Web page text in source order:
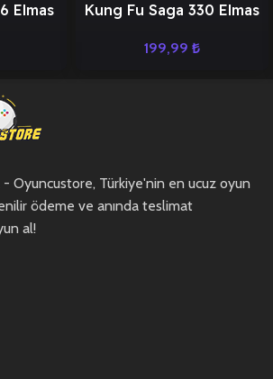
Elmas Kung Fu Saga 330 Elmas
199,99 ₺
- Oyuncustore, Türkiye'nin en ucuz oyun
ödeme ve anında teslimat
al!